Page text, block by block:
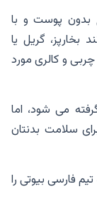
پوست و با
گریل یا
و کالری مورد
می شود، اما
سلامت بدنتان
فارسی بیوتی را